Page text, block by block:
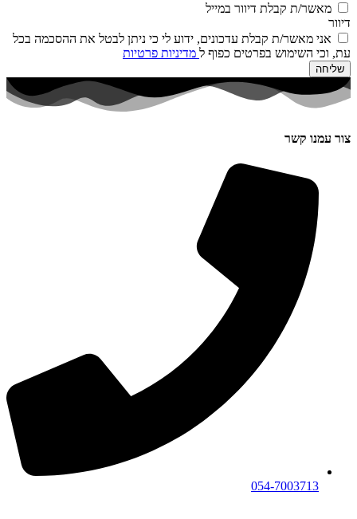
מאשר/ת קבלת דיוור במייל
דיוור
אני מאשר/ת קבלת עדכונים, ידוע לי כי ניתן לבטל את ההסכמה בכל
עת, וכי השימוש בפרטים כפוף ל מדיניות פרטיות
שליחה
צור עמנו קשר
054-7003713